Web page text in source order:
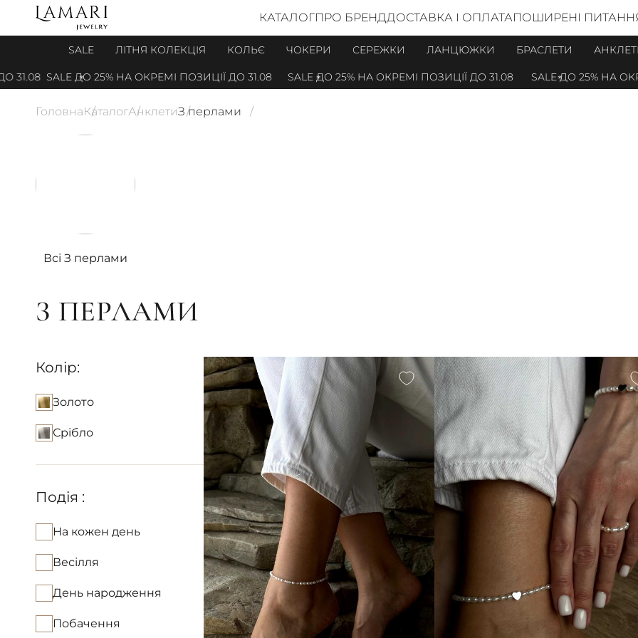
КАТАЛОГПРО БРЕНДДОСТАВКА І ОПЛАТАПОШИРЕНІ
SALE ЛІТНЯ КОЛЕКЦІЯ КОЛЬЄ ЧОКЕРИ СЕРЕЖКИ ЛАНЦЮЖКИ БРАСЛЕТИ
SALE ДО 25% НА ОКРЕМІ ПОЗИЦІЇ ДО 31.08 SALE ДО 25% НА ОКРЕМІ ПОЗИЦІЇ ДО 31.08 SALE ДО 25% НА
ГоловнаКаталогАнклетиЗ перлами
Всі З перлами
З ПЕРЛАМИ
Колір:
Золото
Срібло
Подія :
На кожен день
Весілля
День народження
Побачення